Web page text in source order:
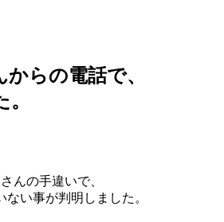
らの電話で、
んの手違いで、
い事が判明しました。